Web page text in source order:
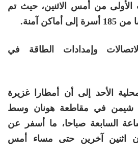
من أمس الاثنين، حيث تم
وإمدادات الطاقة في
الأحد إلى أن أمطارا غزيرة
في مقاطعة هونان وسط
السابعة صباحا، ما أسفر عن
آخرين حتى مساء أمس